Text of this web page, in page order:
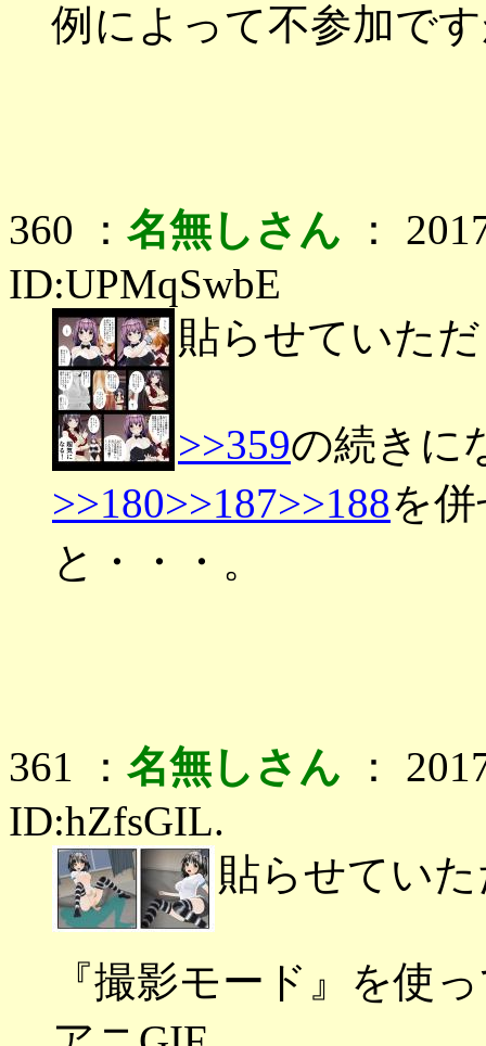
例によって不参加で
360 ： 名無しさん ：
ID:UPMqSwbE
貼らせていた
>>359の続きに
>>180>>187>>188を
と・・・。
361 ： 名無しさん ：
ID:hZfsGIL.
貼らせてい
『撮影モード』を使